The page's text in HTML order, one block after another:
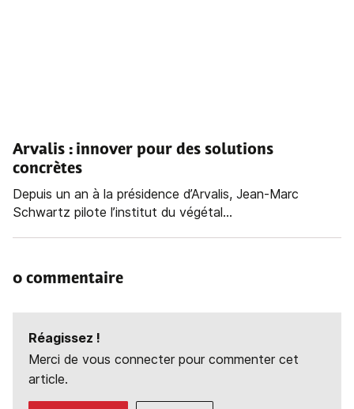
Arvalis : innover pour des solutions
concrètes
Depuis un an à la présidence d’Arvalis, Jean-Marc
Schwartz pilote l’institut du végétal...
0 commentaire
Réagissez !
Merci de vous connecter pour commenter cet
article.